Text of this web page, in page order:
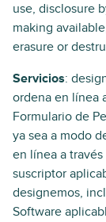
use, disclosure
making
erasure or
Servicios:
ordena en línea
Formulario de
ya sea a modo
en línea a
suscriptor
designemos,
Software